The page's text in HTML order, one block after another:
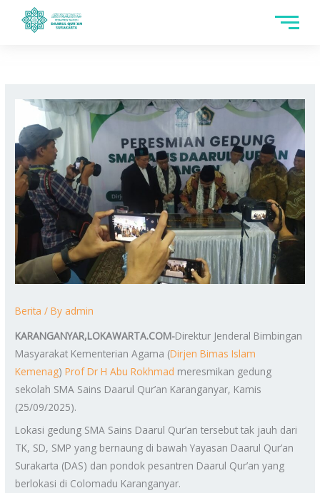
Berita / By admin
KARANGANYAR,LOKAWARTA.COM-Direktur Jenderal Bimbingan
Masyarakat Kementerian Agama (Dirjen Bimas Islam
Kemenag)Prof Dr H Abu Rokhmad meresmikan gedung
sekolah SMA Sains Daarul Qur’an Karanganyar, Kamis
(25/09/2025).
Lokasi gedung SMA Sains Daarul Qur’an tersebut tak jauh dari
TK, SD, SMP yang bernaung di bawah Yayasan Daarul Qur’an
Surakarta (DAS) dan pondok pesantren Daarul Qur’an yang
berlokasi di Colomadu Karanganyar.